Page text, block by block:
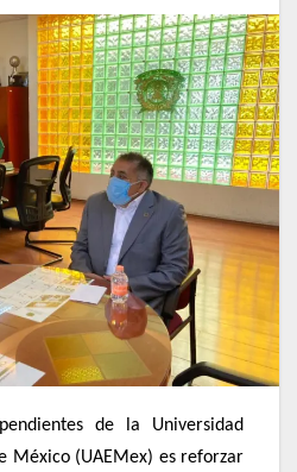
de la Universidad
México (UAEMex) es reforzar